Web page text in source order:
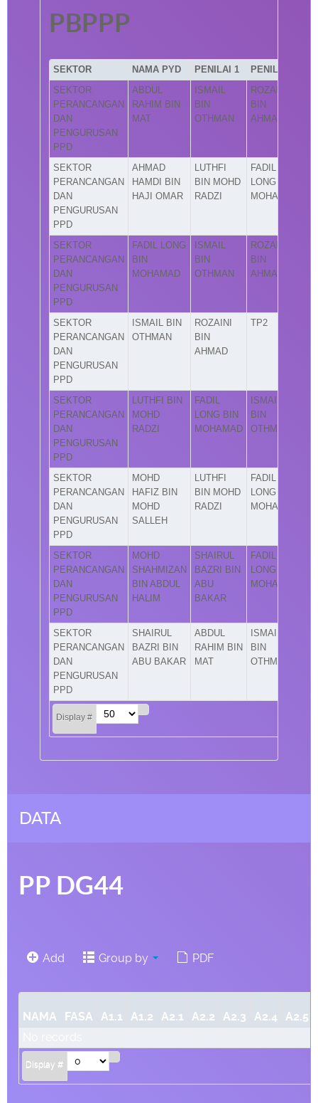
PBPPP
SEKTOR NAMA PYD PENILAI 1 PENILAI 2
Display #
SEKTOR
PERANCANGAN
DAN
PENGURUSAN
PPD
ABDUL
RAHIM BIN
MAT
ISMAIL
BIN
OTHMAN
ROZAINI
BIN
AHMAD
SEKTOR
PERANCANGAN
DAN
PENGURUSAN
PPD
AHMAD
HAMDI BIN
HAJI OMAR
LUTHFI
BIN MOHD
RADZI
FADIL
LONG BIN
MOHAMAD
SEKTOR
PERANCANGAN
DAN
PENGURUSAN
PPD
FADIL LONG
BIN
MOHAMAD
ISMAIL
BIN
OTHMAN
ROZAINI
BIN
AHMAD
SEKTOR
PERANCANGAN
DAN
PENGURUSAN
PPD
ISMAIL BIN
OTHMAN
ROZAINI
BIN
AHMAD
TP2
SEKTOR
PERANCANGAN
DAN
PENGURUSAN
PPD
LUTHFI BIN
MOHD
RADZI
FADIL
LONG BIN
MOHAMAD
ISMAIL
BIN
OTHMAN
SEKTOR
PERANCANGAN
DAN
PENGURUSAN
PPD
MOHD
HAFIZ BIN
MOHD
SALLEH
LUTHFI
BIN MOHD
RADZI
FADIL
LONG BIN
MOHAMAD
SEKTOR
PERANCANGAN
DAN
PENGURUSAN
PPD
MOHD
SHAHMIZAN
BIN ABDUL
HALIM
SHAIRUL
BAZRI BIN
ABU
BAKAR
FADIL
LONG BIN
MOHAMAD
SEKTOR
PERANCANGAN
DAN
PENGURUSAN
PPD
SHAIRUL
BAZRI BIN
ABU BAKAR
ABDUL
RAHIM BIN
MAT
ISMAIL
BIN
OTHMAN
DATA
PP DG44
Add Group by PDF
NAMA FASA A1.1 A1.2 A2.1 A2.2 A2.3 A2.4 A2.5
Display #